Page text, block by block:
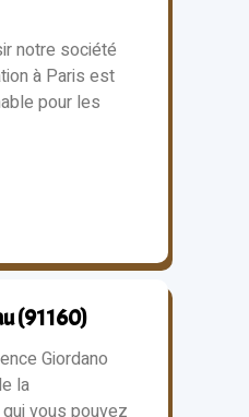
notre société
à Paris est
pour les
(91160)
Giordano
la